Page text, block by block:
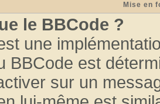
Mise en
le BBCode ?
une
BBCode est
sur un